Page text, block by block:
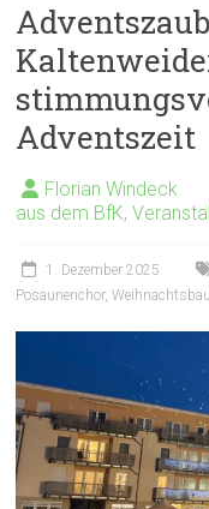
Adventszeit
Florian Windeck
aus dem BfK,
1. Dezember 2025
Posaunenchor,